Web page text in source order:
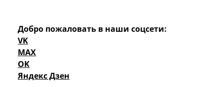
Добро пожаловать в наши соцсети:
VK
MAX
OK
Яндекс Дзен